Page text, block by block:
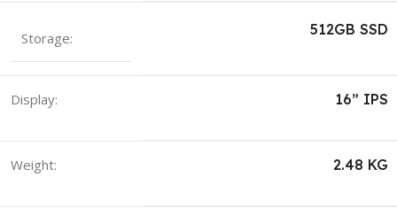
Storage: 512GB SSD
Display: 16” IPS
Weight: 2.48 KG